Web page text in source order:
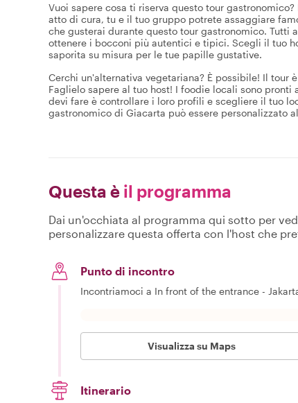
Vuoi sapere cosa ti riserva questo tour
atto di cura, tu e il tuo gruppo potrete assaggiare
che gusterai durante questo tour gastronomico.
ottenere i bocconi più autentici e tipici. Scegli il tuo
saporita su misura per le tue papille gustative.
Cerchi un'alternativa vegetariana? È possibile! Il tour
Faglielo sapere al tuo host! I foodie locali sono
devi fare è controllare i loro profili e scegliere il tuo
gastronomico di Giacarta può essere personalizzato
Questa è il programma
Dai un'occhiata al programma qui sotto per
personalizzare questa offerta con l'host che
Punto di incontro
Incontriamoci a In front of the entrance -
Visualizza su Maps
Itinerario